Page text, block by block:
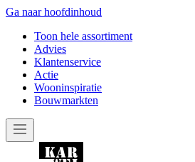
Ga naar hoofdinhoud
Toon hele assortiment
Advies
Klantenservice
Actie
Wooninspiratie
Bouwmarkten